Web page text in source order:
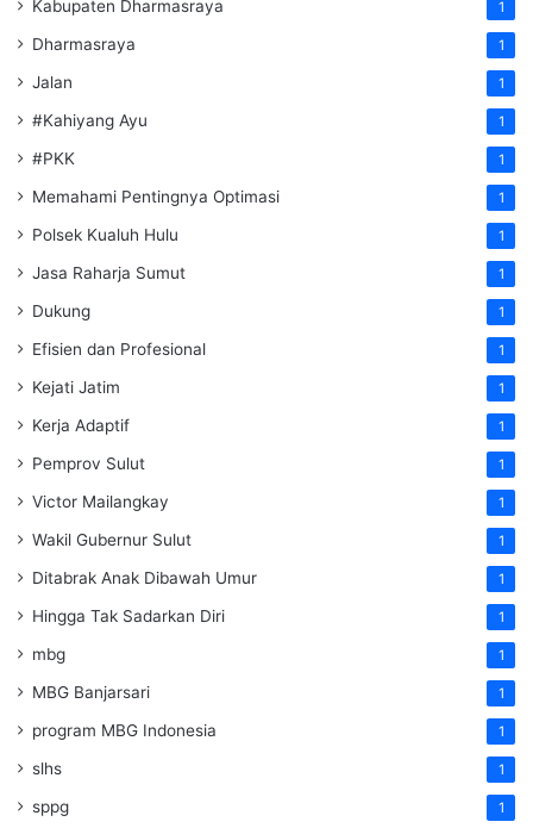
Kabupaten Dharmasraya 1
Dharmasraya 1
Jalan 1
#Kahiyang Ayu 1
#PKK 1
Memahami Pentingnya Optimasi 1
Polsek Kualuh Hulu 1
Jasa Raharja Sumut 1
Dukung 1
Efisien dan Profesional 1
Kejati Jatim 1
Kerja Adaptif 1
Pemprov Sulut 1
Victor Mailangkay 1
Wakil Gubernur Sulut 1
Ditabrak Anak Dibawah Umur 1
Hingga Tak Sadarkan Diri 1
mbg 1
MBG Banjarsari 1
program MBG Indonesia 1
slhs 1
sppg 1